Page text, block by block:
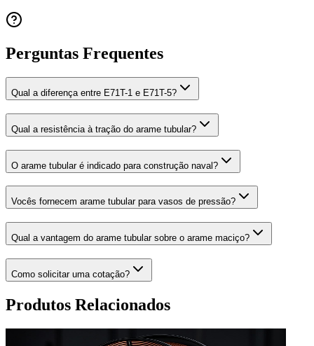
Perguntas Frequentes
Qual a diferença entre E71T-1 e E71T-5?
Qual a resistência à tração do arame tubular?
O arame tubular é indicado para construção naval?
Vocês fornecem arame tubular para vasos de pressão?
Qual a vantagem do arame tubular sobre o arame maciço?
Como solicitar uma cotação?
Produtos Relacionados